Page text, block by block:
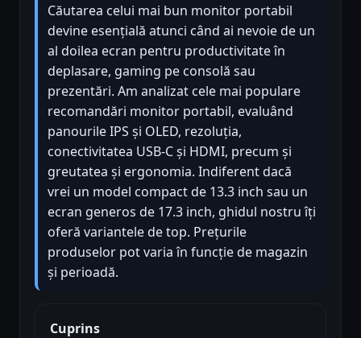
Căutarea celui mai bun monitor portabil
devine esențială atunci când ai nevoie de un
al doilea ecran pentru productivitate în
deplasare, gaming pe consolă sau
prezentări. Am analizat cele mai populare
recomandări monitor portabil, evaluând
panourile IPS și OLED, rezoluția,
conectivitatea USB-C și HDMI, precum și
greutatea și ergonomia. Indiferent dacă
vrei un model compact de 13.3 inch sau un
ecran generos de 17.3 inch, ghidul nostru îți
oferă variantele de top. Prețurile
produselor pot varia în funcție de magazin
și perioadă.
Cuprins